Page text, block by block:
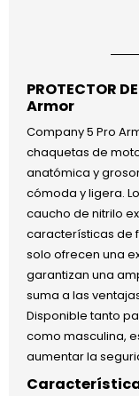
PROTECTOR
Armor
Company 5 Pro
chaquetas de
anatómica y
cómoda y ligera.
caucho de nitrilo
características de
solo ofrecen una
garantizan una
suma a las
Disponible tanto
como masculina,
aumentar la